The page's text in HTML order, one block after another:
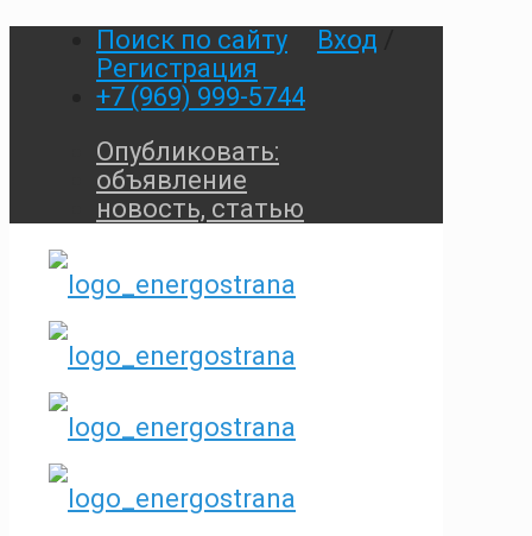
Поиск по сайту Вход
Регистрация
+7 (969) 999-5744
Опубликовать:
объявление
новость, статью